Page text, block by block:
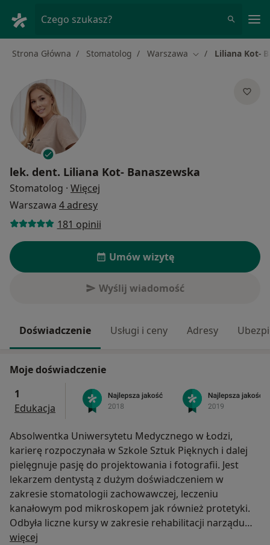
Czego szukasz?
Strona Główna Stomatolog Warszawa Zmień miasto
Liliana Kot-
lek. dent. Liliana Kot- Banaszewska
Stomatolog · Więcej
Warszawa 4 adresy
181 opinii
Umów wizytę
Wyślij wiadomość
Doświadczenie Usługi i ceny Adresy
Moje doświadczenie
1
Edukacja
Absolwentka Uniwersytetu Medycznego w Łodzi,
karierę rozpoczynała w Szkole Sztuk Pięknych i dalej
pielęgnuje pasję do projektowania i fotografii. Jest
lekarzem dentystą z dużym doświadczeniem w
zakresie stomatologii zachowawczej, leczeniu
kanałowym pod mikroskopem jak również protetyki.
Odbyła liczne kursy w zakresie rehabilitacji narządu
żucia, odbudowy zgryzu, Digital Smile Design,
więcej